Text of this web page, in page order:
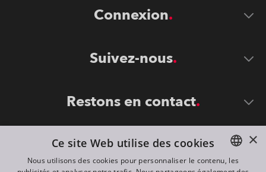
Connexion
Suivez-nous
Restons en contact
×
Ce site Web utilise des cookies
Nous utilisons des cookies pour personnaliser le contenu, les